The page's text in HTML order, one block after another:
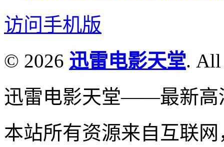
访问手机版
© 2026 迅雷电影天堂. All
迅雷电影天堂——最新高
本站所有资源来自互联